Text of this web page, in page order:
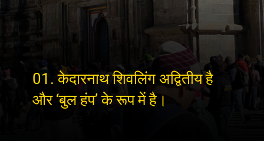
01. केदारनाथ शिवलिंग अद्वितीय है
और ‘बुल हंप’ के रूप में है।